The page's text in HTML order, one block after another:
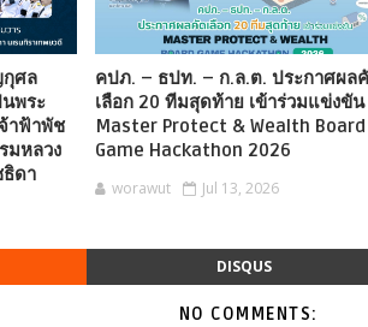
กุศล
พระ
าฟ้าพัช
มหลวง
ดา
คปภ. – ธปท. – ก.ล.ต. ประกาศผล
เลือก 20 ทีมสุดท้าย เข้าร่วมแข่งขัน
Master Protect & Wealth Board
Game Hackathon 2026
worawut Jul 13, 2026
DISQUS
NO COMMENTS: